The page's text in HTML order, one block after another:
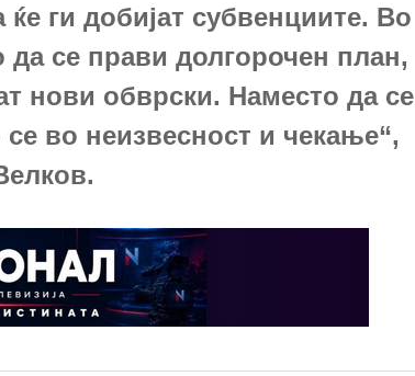
ги добијат субвенциите. Во
се прави долгорочен план,
нови обврски. Наместо да се
се во неизвесност и чекање“,